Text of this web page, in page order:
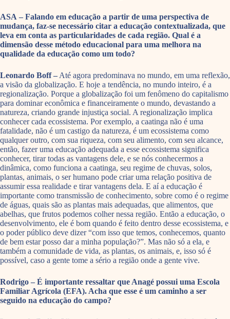
ASA – Falando em educação a partir de uma perspectiva de
mudança, faz-se necessário citar a educação contextualizada, que
leva em conta as particularidades de cada região. Qual é a
dimensão desse método educacional para uma melhora na
qualidade da educação como um todo?
Leonardo Boff – Até agora predominava no mundo, em uma reflexão,
a visão da globalização. E hoje a tendência, no mundo inteiro, é a
regionalização. Porque a globalização foi um fenômeno do capitalismo
para dominar econômica e financeiramente o mundo, devastando a
natureza, criando grande injustiça social. A regionalização implica
conhecer cada ecossistema. Por exemplo, a caatinga não é uma
fatalidade, não é um castigo da natureza, é um ecossistema como
qualquer outro, com sua riqueza, com seu alimento, com seu alcance,
então, fazer uma educação adequada a esse ecossistema significa
conhecer, tirar todas as vantagens dele, e se nós conhecermos a
dinâmica, como funciona a caatinga, seu regime de chuvas, solos,
plantas, animais, o ser humano pode criar uma relação positiva de
assumir essa realidade e tirar vantagens dela. E aí a educação é
importante como transmissão de conhecimento, sobre como é o regime
de águas, quais são as plantas mais adequadas, que alimentos, que
abelhas, que frutos podemos colher nessa região. Então a educação, o
desenvolvimento, ele é bom quando é feito dentro desse ecossistema, e
o poder público deve dizer “com isso que temos, conhecemos, quanto
de bem estar posso dar a minha população?”. Mas não só a ela, e
também a comunidade de vida, as plantas, os animais, e, isso só é
possível, caso a gente tome a sério a região onde a gente vive.
Rodrigo – É importante ressaltar que Anagé possui uma Escola
Familiar Agrícola (EFA). Acha que esse é um caminho a ser
seguido na educação do campo?